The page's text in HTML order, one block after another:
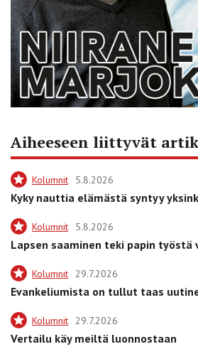
Aiheeseen liittyvät
Kolumnit 5.8.2026
Kyky nauttia elämästä syntyy
Kolumnit 5.8.2026
Lapsen saaminen teki papin työstä
Kolumnit 29.7.2026
Evankeliumista on tullut taas
Kolumnit 29.7.2026
Vertailu käy meiltä luonnostaan